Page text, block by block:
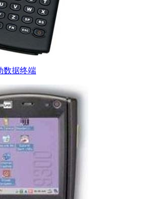
数据终端